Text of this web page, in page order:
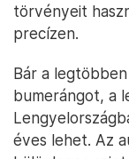
törvényeit
precízen.
Bár a
bumerángot, a
éves lehet. Az